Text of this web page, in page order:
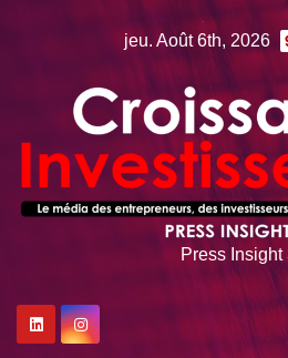
jeu. Août 6th, 2026
Press Insight